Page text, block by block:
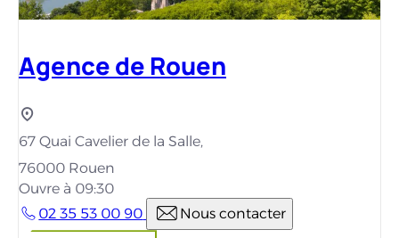
Agence de Rouen
67 Quai Cavelier de la Salle,
76000 Rouen
Ouvre à 09:30
02 35 53 00 90
Nous contacter